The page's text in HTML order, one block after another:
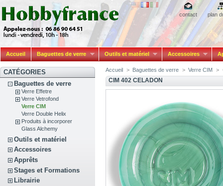
contact plan
Accueil Baguettes de verre Outils et matériel Accessoires
CATÉGORIES
Baguettes de verre
Verre Effetre
Verre Vetrofond
Verre CIM
Verre Double Helix
Produits à incorporer
Glass Alchemy
Outils et matériel
Accessoires
Apprêts
Stages et Formations
Librairie
Accueil > Baguettes de verre > Verre CIM >
CIM 402 CELADON